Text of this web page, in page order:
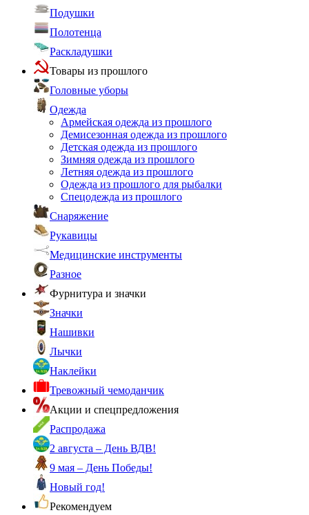
Подушки
Полотенца
Раскладушки
Товары из прошлого
Головные уборы
Одежда
Армейская одежда из прошлого
Демисезонная одежда из прошлого
Детская одежда из прошлого
Зимняя одежда из прошлого
Летняя одежда из прошлого
Одежда из прошлого для рыбалки
Спецодежда из прошлого
Снаряжение
Рукавицы
Медицинские инструменты
Разное
Фурнитура и значки
Значки
Нашивки
Лычки
Наклейки
Тревожный чемоданчик
Акции и спецпредложения
Распродажа
2 августа – День ВДВ!
9 мая – День Победы!
Новый год!
Рекомендуем